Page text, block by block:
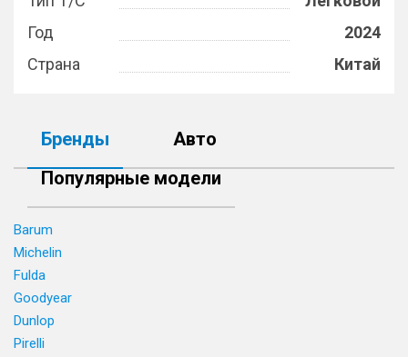
Год
2024
Страна
Китай
Бренды
Авто
Популярные модели
Barum
Michelin
Fulda
Goodyear
Dunlop
Pirelli